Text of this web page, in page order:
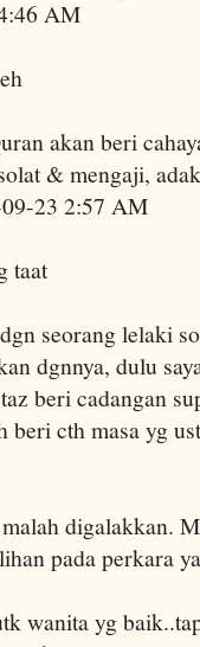
AM
akan beri
& mengaji,
23 2:57 AM
taat
seorang lelaki
dgnnya, dulu
beri cadangan
beri cth masa yg
digalakkan.
pada perkara
wanita yg